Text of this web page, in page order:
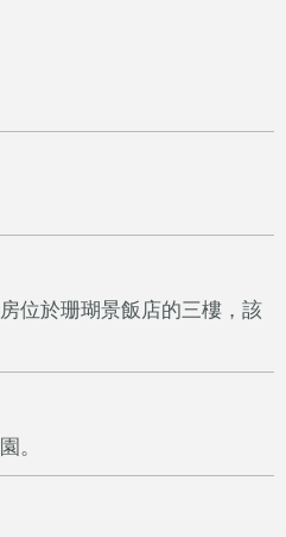
位於珊瑚景飯店的三樓，該
。